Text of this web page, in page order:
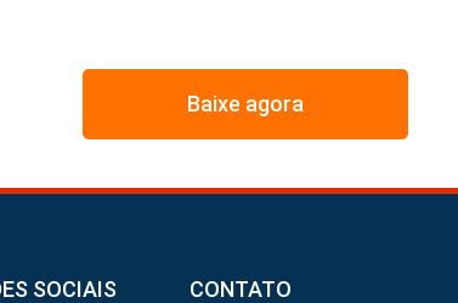
Baixe agora
SOCIAIS CONTATO